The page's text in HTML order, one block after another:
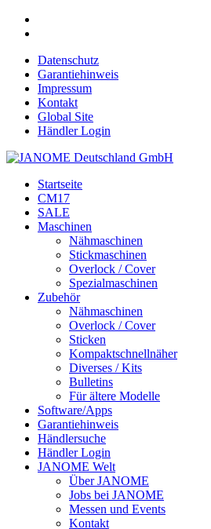
Datenschutz
Garantiehinweis
Impressum
Kontakt
Global Site
Händler Login
Startseite
CM17
SALE
Maschinen
Nähmaschinen
Stickmaschinen
Overlock / Cover
Spezialmaschinen
Zubehör
Nähmaschinen
Overlock / Cover
Sticken
Kompaktschnellnäher
Diverses / Kits
Bulletins
Für ältere Modelle
Software/Apps
Garantiehinweis
Händlersuche
Händler Login
JANOME Welt
Über JANOME
Jobs bei JANOME
Messen und Events
Kontakt